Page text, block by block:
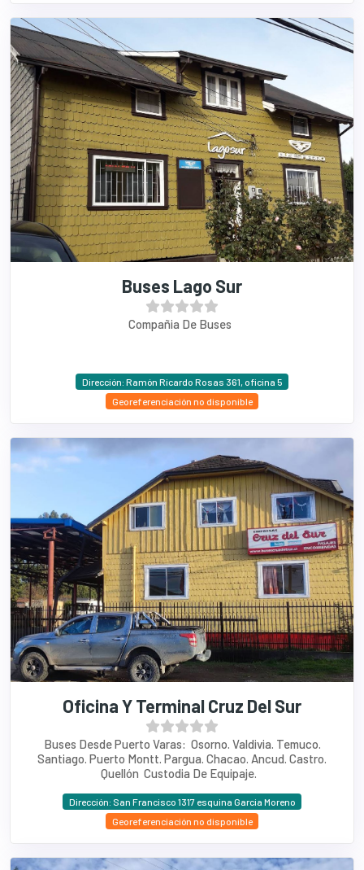
Buses Lago Sur
Compañia De Buses
Dirección: Ramón Ricardo Rosas 361, oficina 5
Georeferenciación no disponible
Oficina Y Terminal Cruz Del Sur
Buses Desde Puerto Varas: Osorno. Valdivia. Temuco.
Santiago. Puerto Montt. Pargua. Chacao. Ancud. Castro.
Quellón Custodia De Equipaje.
Dirección: San Francisco 1317 esquina Garcia Moreno
Georeferenciación no disponible